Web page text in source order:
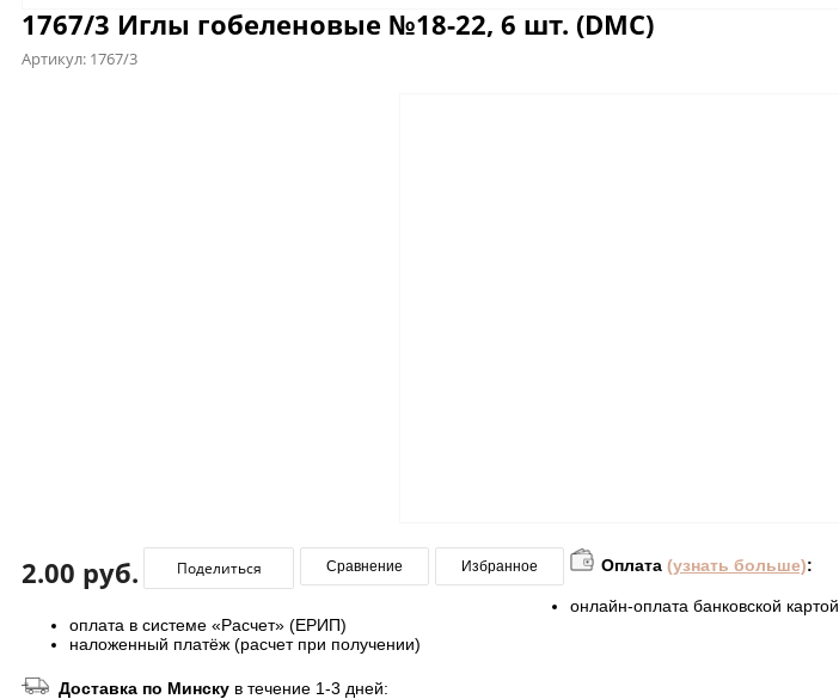
1767/3 Иглы гобеленовые №18-22, 6 шт. (DMC)
Артикул: 1767/3
2.00 руб. Поделиться Сравнение Избранное Оплата (узнать больше):
онлайн-оплата банковской картой
оплата в системе «Расчет» (ЕРИП)
наложенный платёж (расчет при получении)
Доставка по Минску в течение 1-3 дней: